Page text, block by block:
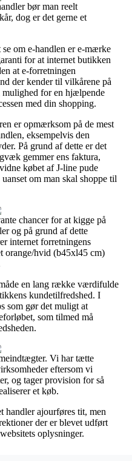
bør man reelt
dog er det gerne et
om e-handlen er e-mærke
for at internet butikken
at e-forretningen
der kender til vilkårene på
for en hjælpende
med din shopping.
er opmærksom på de mest
eksempelvis den
På grund af dette er det
gemmer ens faktura,
købet af J-line pude
om man skal shoppe til
chancer for at kigge på
og på grund af dette
internet forretningens
orange/hvid (b45xl45 cm)
en lang række værdifulde
kundetilfredshed. I
som gør det muligt at
som tilmed må
Vi har tætte
eftersom vi
og tager provision for så
et køb.
handler ajourføres tit, men
der er blevet udført
oplysninger.